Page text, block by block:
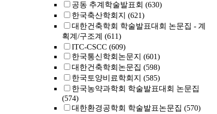
공동 추계학술발표회 (630)
한국축산학회지 (621)
대한건축학회 학술발표대회 논문집 - 계
획계/구조계 (611)
ITC-CSCC (609)
한국통신학회논문지 (601)
대한건축학회논문집 (598)
한국토양비료학회지 (585)
한국농약과학회 학술발표대회 논문집
(574)
대한환경공학회 학술발표논문집 (570)